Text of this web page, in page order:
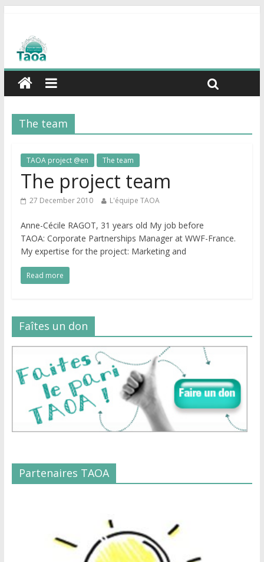
The team
TAOA project @en The team
The project team
27 December 2010 L'équipe TAOA
Anne-Cécile RAGOT, 31 years old My job before
TAOA: Corporate Partnerships Manager at WWF-France.
My expertise for the project: Marketing and
Read more
Faîtes un don
Partenaires TAOA